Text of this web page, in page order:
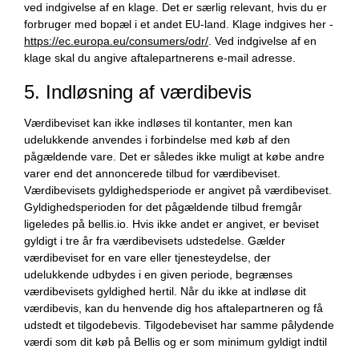
ved indgivelse af en klage. Det er særlig relevant, hvis du er
forbruger med bopæl i et andet EU-land. Klage indgives her -
https://ec.europa.eu/consumers/odr/ . Ved indgivelse af en
klage skal du angive aftalepartnerens e-mail adresse.
5. Indløsning af værdibevis
Værdibeviset kan ikke indløses til kontanter, men kan
udelukkende anvendes i forbindelse med køb af den
pågældende vare. Det er således ikke muligt at købe andre
varer end det annoncerede tilbud for værdibeviset.
Værdibevisets gyldighedsperiode er angivet på værdibeviset.
Gyldighedsperioden for det pågældende tilbud fremgår
ligeledes på bellis.io. Hvis ikke andet er angivet, er beviset
gyldigt i tre år fra værdibevisets udstedelse. Gælder
værdibeviset for en vare eller tjenesteydelse, der
udelukkende udbydes i en given periode, begrænses
værdibevisets gyldighed hertil. Når du ikke at indløse dit
værdibevis, kan du henvende dig hos aftalepartneren og få
udstedt et tilgodebevis. Tilgodebeviset har samme pålydende
værdi som dit køb på Bellis og er som minimum gyldigt indtil